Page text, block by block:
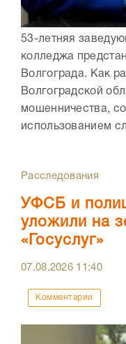
53-летняя
колледжа
Волгограда. Как
Волгоградской
мошенничества,
использованием
Расследования
УФСБ и
уложили на
«Госуслуг»
07.08.2026 11:40
Комментарии